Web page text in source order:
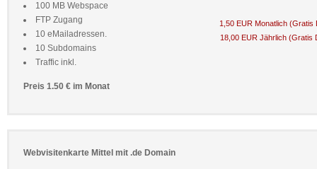
100 MB Webspace
FTP Zugang
10 eMailadressen.
10 Subdomains
Traffic inkl.
Preis 1.50 € im Monat
1,50 EUR Monatlich (Gratis
18,00 EUR Jährlich (Gratis
Webvisitenkarte Mittel mit .de Domain